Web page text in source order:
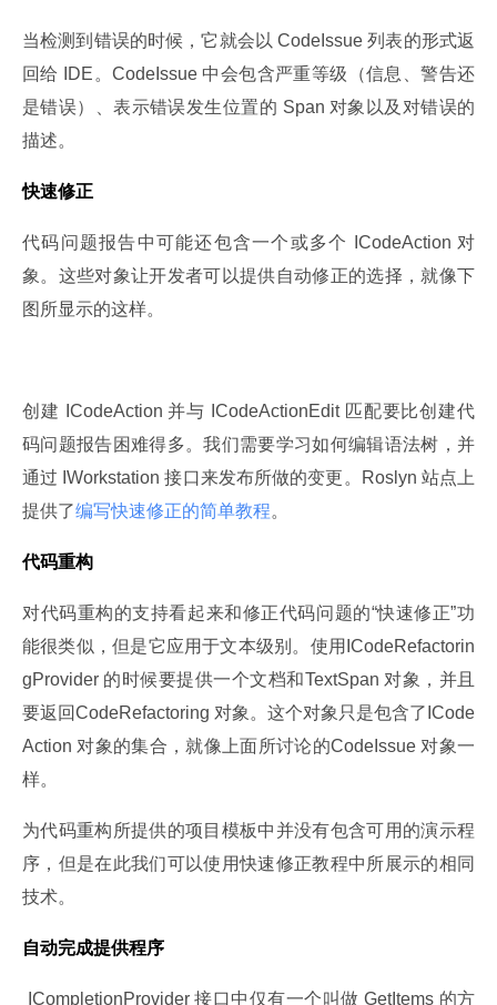
当检测到错误的时候，它就会以 CodeIssue 列表的形式返
回给 IDE。CodeIssue 中会包含严重等级（信息、警告还
是错误）、表示错误发生位置的 Span 对象以及对错误的
描述。
快速修正
代码问题报告中可能还包含一个或多个 ICodeAction 对
象。这些对象让开发者可以提供自动修正的选择，就像下
图所显示的这样。
创建 ICodeAction 并与 ICodeActionEdit 匹配要比创建代
码问题报告困难得多。我们需要学习如何编辑语法树，并
通过 IWorkstation 接口来发布所做的变更。Roslyn 站点上
提供了编写快速修正的简单教程。
代码重构
对代码重构的支持看起来和修正代码问题的“快速修正”功
能很类似，但是它应用于文本级别。使用ICodeRefactorin
gProvider 的时候要提供一个文档和TextSpan 对象，并且
要返回CodeRefactoring 对象。这个对象只是包含了ICode
Action 对象的集合，就像上面所讨论的CodeIssue 对象一
样。
为代码重构所提供的项目模板中并没有包含可用的演示程
序，但是在此我们可以使用快速修正教程中所展示的相同
技术。
自动完成提供程序